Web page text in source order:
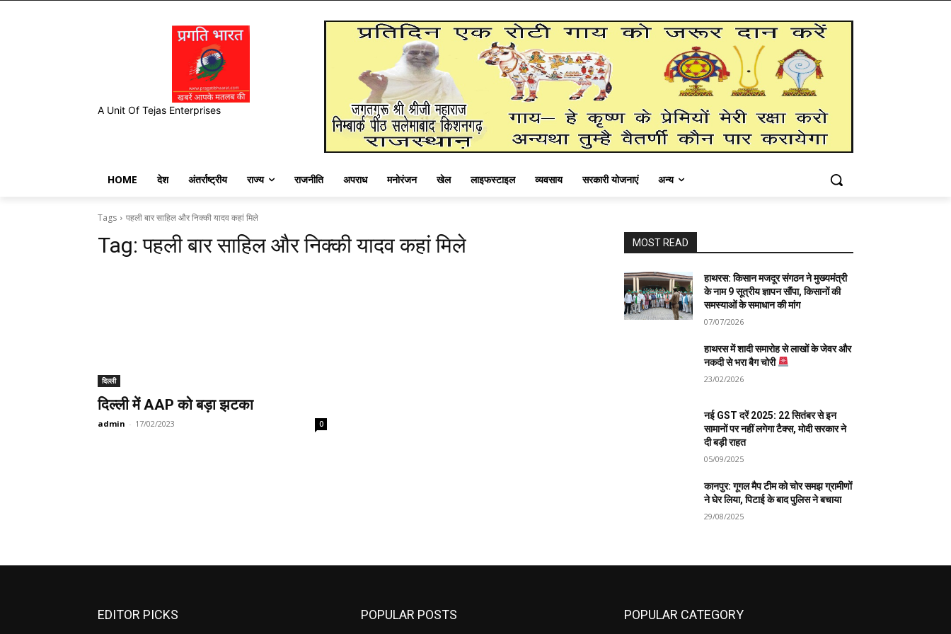
A Unit Of Tejas Enterprises
HOME देश अंतर्राष्ट्रीय राज्य राजनीति अपराध मनोरंजन खेल लाइफस्टाइल व्यवसाय सरकारी योजनाएं अन्य
Tags पहली बार साहिल और निक्की यादव कहां मिले
Tag:पहली बार साहिल और निक्की यादव कहां मिले
दिल्ली
दिल्ली में AAP को बड़ा झटका
admin - 17/02/2023 0
MOST READ
हाथरस: किसान मजदूर संगठन ने मुख्यमंत्री
के नाम 9 सूत्रीय ज्ञापन सौंपा, किसानों की
समस्याओं के समाधान की मांग
07/07/2026
हाथरस में शादी समारोह से लाखों के जेवर और
नकदी से भरा बैग चोरी
23/02/2026
नई GST दरें 2025: 22 सितंबर से इन
सामानों पर नहीं लगेगा टैक्स, मोदी सरकार ने
दी बड़ी राहत
05/09/2025
कानपुर: गूगल मैप टीम को चोर समझ ग्रामीणों
ने घेर लिया, पिटाई के बाद पुलिस ने बचाया
29/08/2025
EDITOR PICKS POPULAR POSTS POPULAR CATEGORY